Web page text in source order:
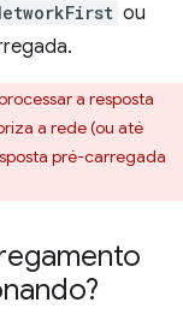
ou
a resposta
a rede (ou até
pré-carregada